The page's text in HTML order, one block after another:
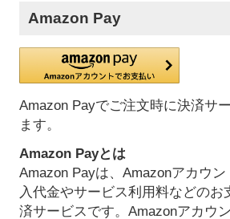
Amazon Pay
Amazon Payでご注文時に決済サ
ます。
Amazon Payとは
Amazon Payは、Amazonアカウ
入代金やサービス利用料などのお
済サービスです。Amazonアカウ